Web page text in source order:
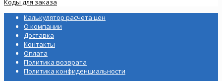
Коды для заказа
Калькулятор расчета цен
О компании
Доставка
Контакты
Оплата
Политика возврата
Политика конфиденциальности